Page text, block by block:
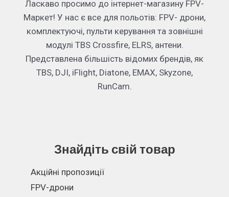
Ласкаво просимо до інтернет-магазину FPV-
Маркет! У нас є все для польотів: FPV- дрони,
комплектуючі, пульти керування та зовнішні
модулі TBS Crossfire, ELRS, антени.
Представлена більшість відомих брендів, як
TBS, DJI, iFlight, Diatone, EMAX, Skyzone,
RunCam.
Знайдіть свій товар
Акційні пропозиції
FPV-дрони